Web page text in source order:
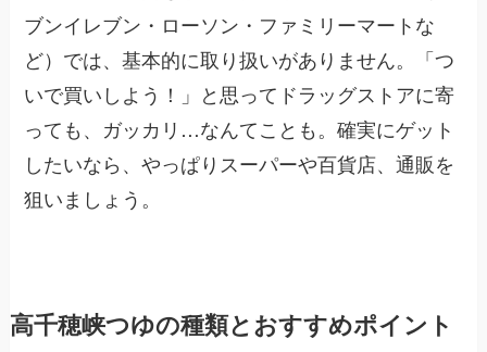
ブンイレブン・ローソン・ファミリーマートな
ど）では、基本的に取り扱いがありません。「つ
いで買いしよう！」と思ってドラッグストアに寄
っても、ガッカリ…なんてことも。確実にゲット
したいなら、やっぱりスーパーや百貨店、通販を
狙いましょう。
高千穂峡つゆの種類とおすすめポイント